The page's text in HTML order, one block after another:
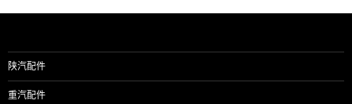
陕汽配件
重汽配件